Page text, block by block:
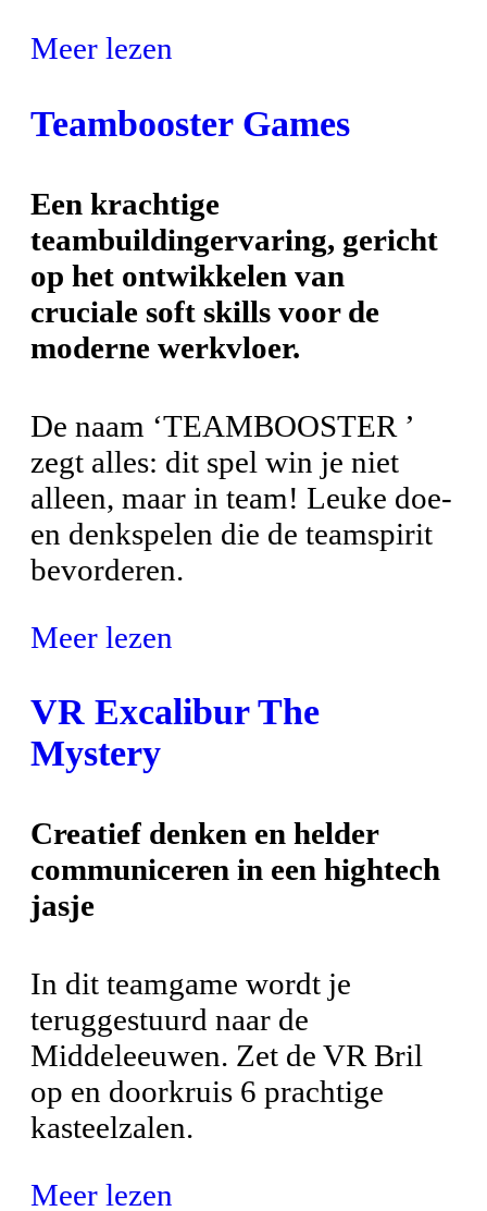
Meer lezen
Teambooster Games
Een krachtige
teambuildingervaring, gericht
op het ontwikkelen van
cruciale soft skills voor de
moderne werkvloer.
De naam ‘TEAMBOOSTER ’
zegt alles: dit spel win je niet
alleen, maar in team! Leuke doe-
en denkspelen die de teamspirit
bevorderen.
Meer lezen
VR Excalibur The
Mystery
Creatief denken en helder
communiceren in een hightech
jasje
In dit teamgame wordt je
teruggestuurd naar de
Middeleeuwen. Zet de VR Bril
op en doorkruis 6 prachtige
kasteelzalen.
Meer lezen